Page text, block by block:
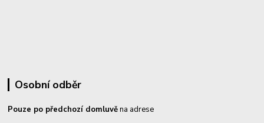
Osobní odběr
Pouze po předchozí domluvěna adrese